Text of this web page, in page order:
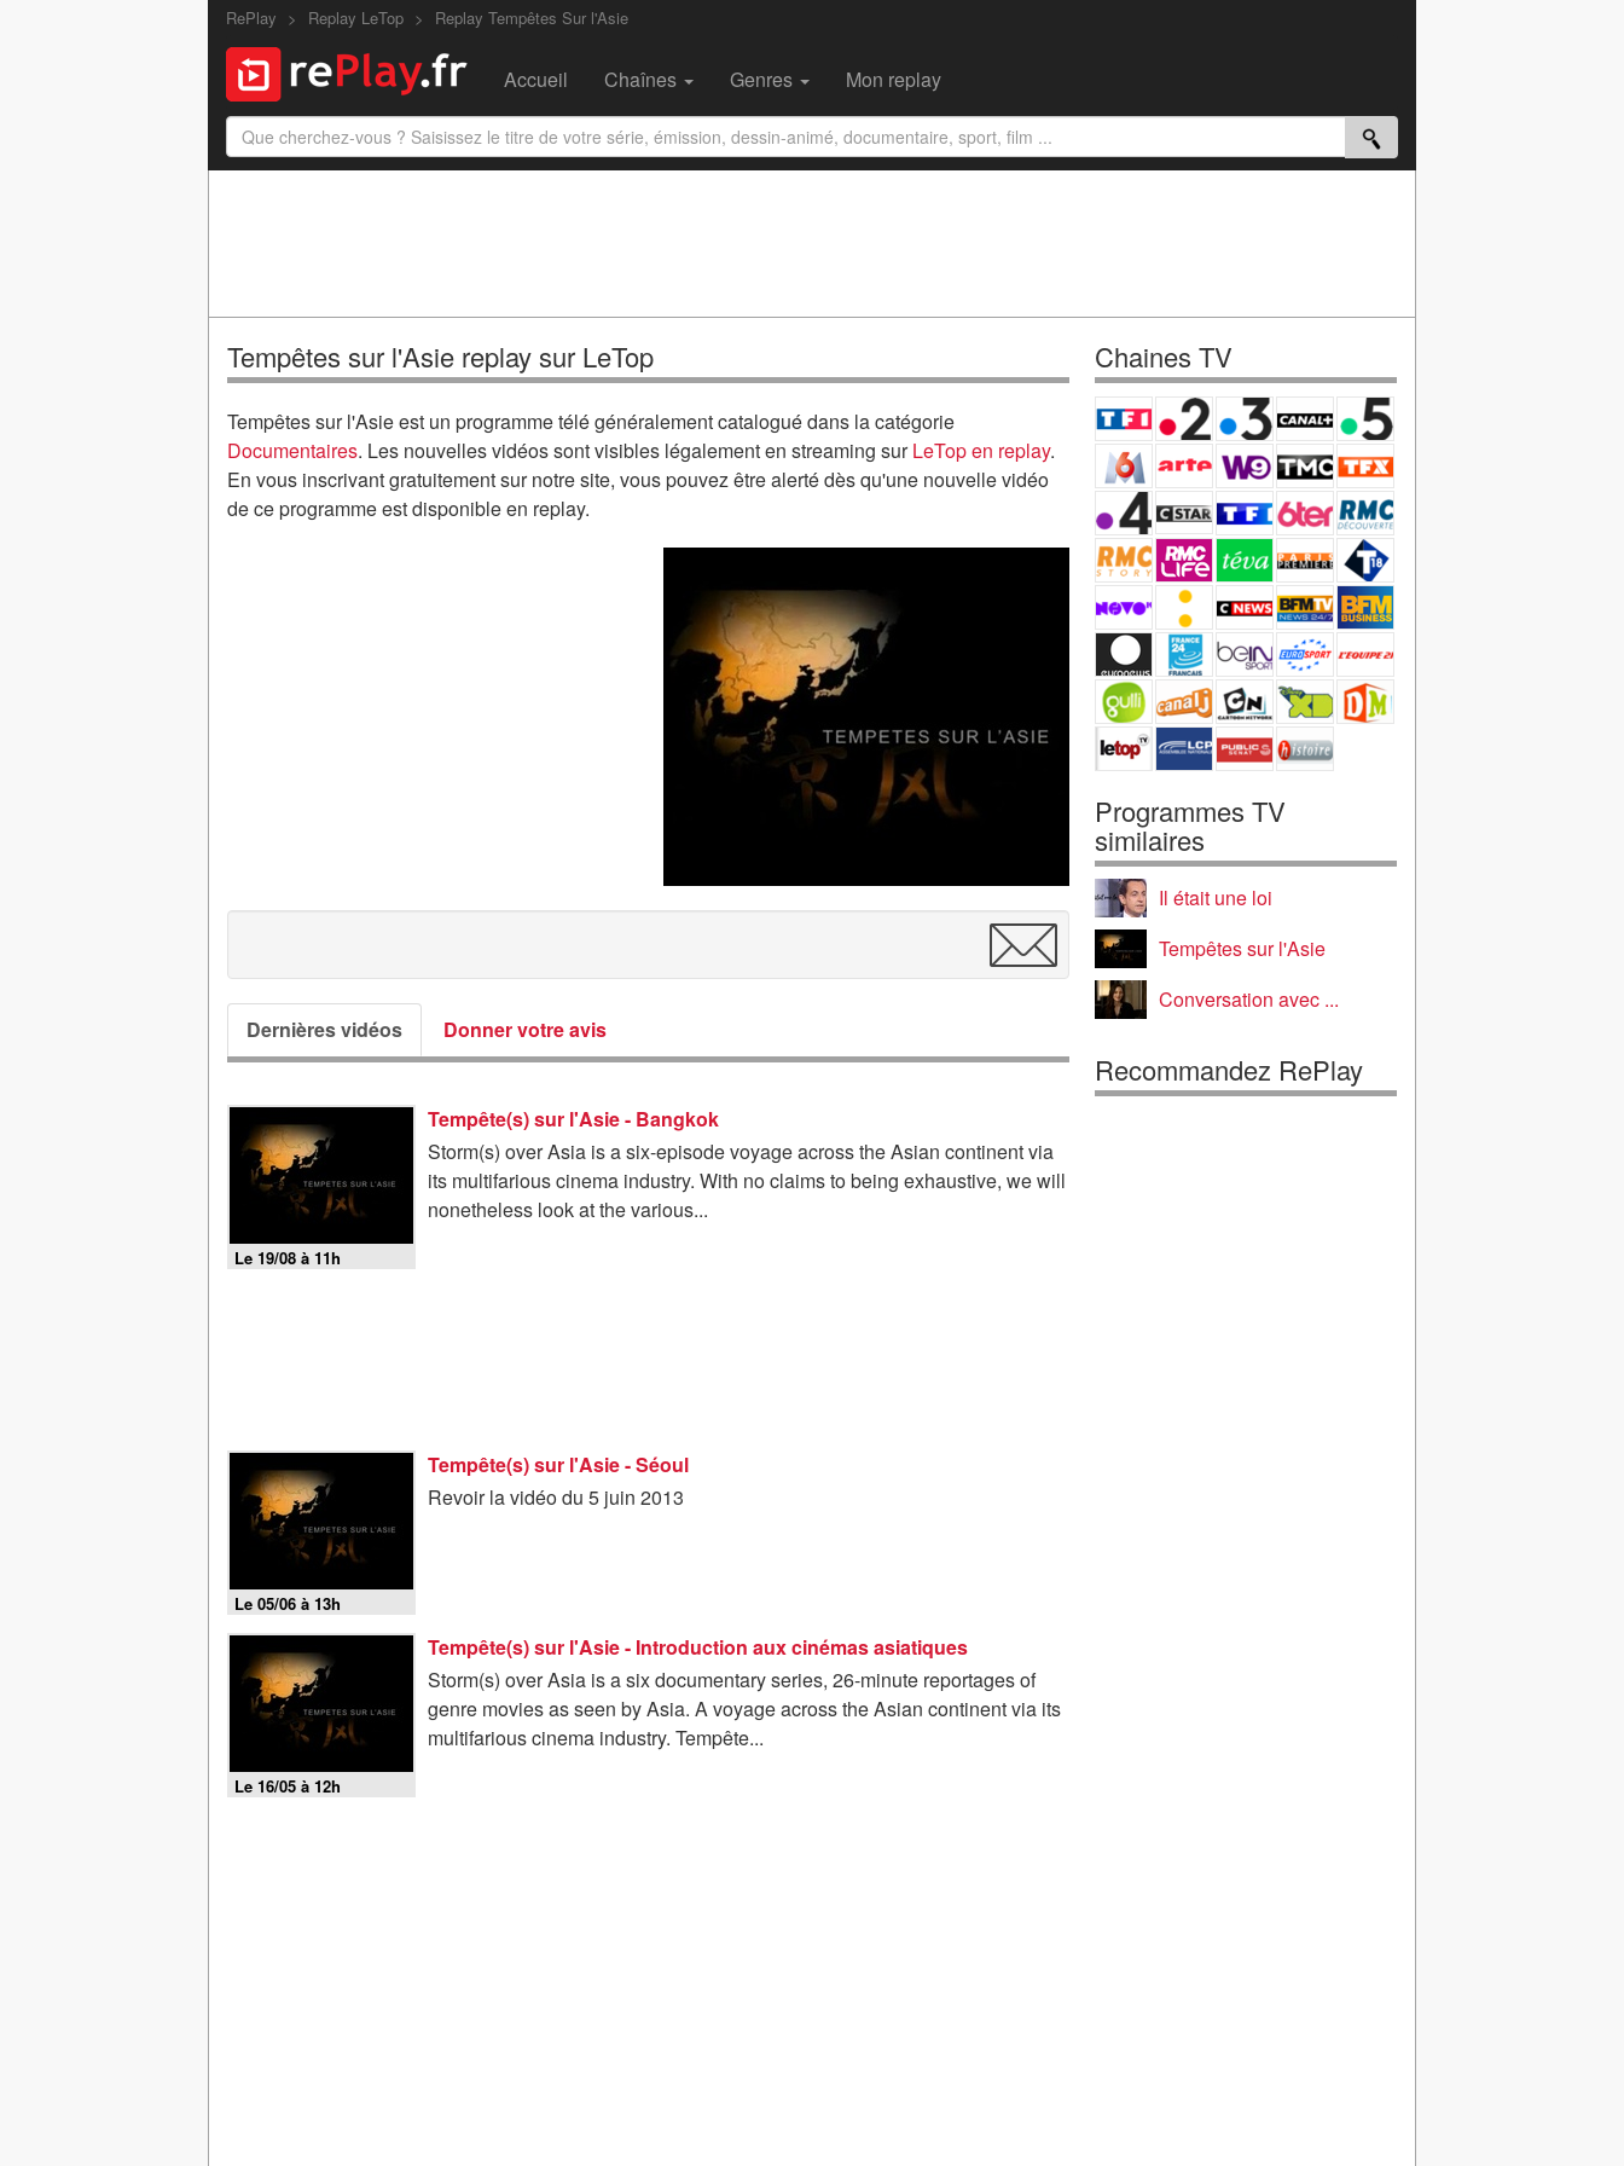
RePlay Replay LeTop Replay Tempêtes Sur l'Asie
Accueil Chaînes Genres Mon replay
Tempêtes sur l'Asie replay sur LeTop
Tempêtes sur l'Asie est un programme télé généralement catalogué dans la catégorie
Documentaires. Les nouvelles vidéos sont visibles légalement en streaming surLeTop en replay.
En vous inscrivant gratuitement sur notre site, vous pouvez être alerté dès qu'une nouvelle vidéo
de ce programme est disponible en replay.
Dernières vidéos Donner votre avis
Le 19/08 à 11h
Tempête(s) sur l'Asie - Bangkok
Storm(s) over Asia is a six-episode voyage across the Asian continent via
its multifarious cinema industry. With no claims to being exhaustive, we will
nonetheless look at the various...
Le 05/06 à 13h
Tempête(s) sur l'Asie - Séoul
Revoir la vidéo du 5 juin 2013
Le 16/05 à 12h
Tempête(s) sur l'Asie - Introduction aux cinémas asiatiques
Storm(s) over Asia is a six documentary series, 26-minute reportages of
genre movies as seen by Asia. A voyage across the Asian continent via its
multifarious cinema industry. Tempête...
Chaines TV
Programmes TV
similaires
Il était une loi
Tempêtes sur l'Asie
Conversation avec ...
Recommandez RePlay